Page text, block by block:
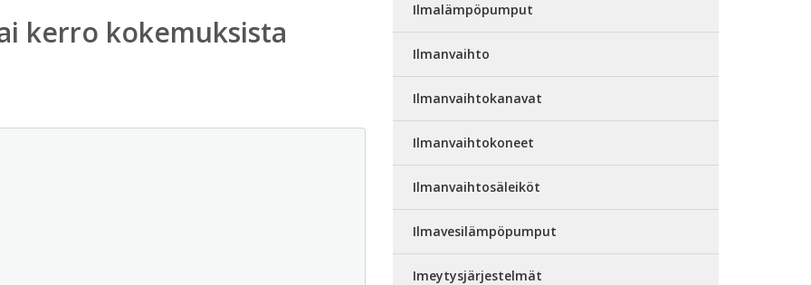
kerro kokemuksista
Ilmalämpöpumput
Ilmanvaihto
Ilmanvaihtokanavat
Ilmanvaihtokoneet
Ilmanvaihtosäleiköt
Ilmavesilämpöpumput
Imeytysjärjestelmät